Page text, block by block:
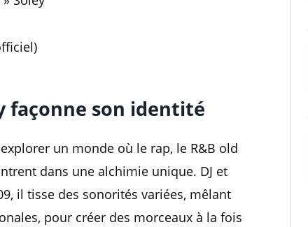
façonne son identité
explorer un monde où le rap, le R&B old
dans une alchimie unique. DJ et
il tisse des sonorités variées, mêlant
pour créer des morceaux à la fois